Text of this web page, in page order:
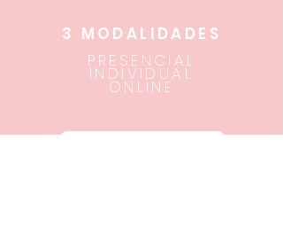
3 MODALIDADES
PRESENCIAL
INDIVIDUAL
ONLINE